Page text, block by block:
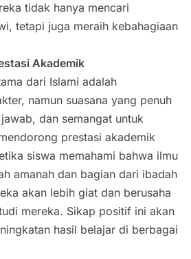
tidak hanya mencari
tetapi juga meraih kebahagiaan
Akademik
dari Islami adalah
namun suasana yang penuh
dan semangat untuk
prestasi akademik
siswa memahami bahwa ilmu
amanah dan bagian dari ibadah
akan lebih giat dan berusaha
mereka. Sikap positif ini akan
hasil belajar di berbagai